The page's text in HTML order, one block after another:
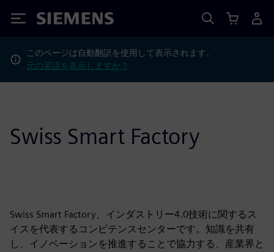
Siemens
このページは自動翻訳を使用して表示されます。
元の英語を表示しますか？
Swiss Smart Factory
Swiss Smart Factory、インダストリー4.0技術に関するス
イスを代表するコンピテンスセンターです。知識を共有
し、イノベーションを推進することで協力する、産業界と